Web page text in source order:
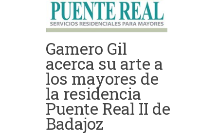
Gamero Gil
acerca su arte a
los mayores de
la residencia
Puente Real II de
Badajoz